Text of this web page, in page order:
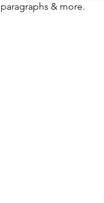
paragraphs & more.